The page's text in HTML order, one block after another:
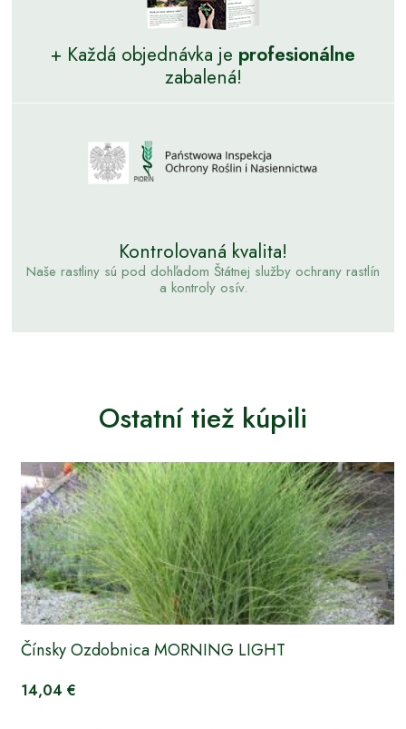
+ Každá objednávka je profesionálne
zabalená!
Kontrolovaná kvalita!
Naše rastliny sú pod dohľadom Štátnej služby ochrany rastlín
a kontroly osív.
Ostatní tiež kúpili
Čínsky Ozdobnica MORNING LIGHT
14,04 €